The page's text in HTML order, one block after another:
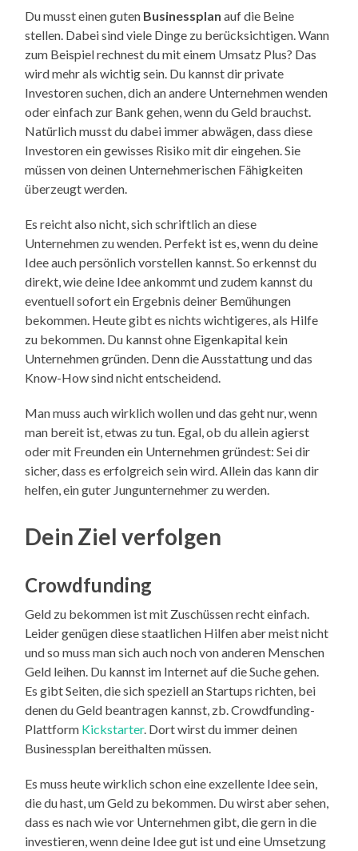
Du musst einen guten Businessplan auf die Beine
stellen. Dabei sind viele Dinge zu berücksichtigen. Wann
zum Beispiel rechnest du mit einem Umsatz Plus? Das
wird mehr als wichtig sein. Du kannst dir private
Investoren suchen, dich an andere Unternehmen wenden
oder einfach zur Bank gehen, wenn du Geld brauchst.
Natürlich musst du dabei immer abwägen, dass diese
Investoren ein gewisses Risiko mit dir eingehen. Sie
müssen von deinen Unternehmerischen Fähigkeiten
überzeugt werden.
Es reicht also nicht, sich schriftlich an diese
Unternehmen zu wenden. Perfekt ist es, wenn du deine
Idee auch persönlich vorstellen kannst. So erkennst du
direkt, wie deine Idee ankommt und zudem kannst du
eventuell sofort ein Ergebnis deiner Bemühungen
bekommen. Heute gibt es nichts wichtigeres, als Hilfe
zu bekommen. Du kannst ohne Eigenkapital kein
Unternehmen gründen. Denn die Ausstattung und das
Know-How sind nicht entscheidend.
Man muss auch wirklich wollen und das geht nur, wenn
man bereit ist, etwas zu tun. Egal, ob du allein agierst
oder mit Freunden ein Unternehmen gründest: Sei dir
sicher, dass es erfolgreich sein wird. Allein das kann dir
helfen, ein guter Jungunternehmer zu werden.
Dein Ziel verfolgen
Crowdfunding
Geld zu bekommen ist mit Zuschüssen recht einfach.
Leider genügen diese staatlichen Hilfen aber meist nicht
und so muss man sich auch noch von anderen Menschen
Geld leihen. Du kannst im Internet auf die Suche gehen.
Es gibt Seiten, die sich speziell an Startups richten, bei
denen du Geld beantragen kannst, zb. Crowdfunding-
Plattform Kickstarter. Dort wirst du immer deinen
Businessplan bereithalten müssen.
Es muss heute wirklich schon eine exzellente Idee sein,
die du hast, um Geld zu bekommen. Du wirst aber sehen,
dass es nach wie vor Unternehmen gibt, die gern in die
investieren, wenn deine Idee gut ist und eine Umsetzung